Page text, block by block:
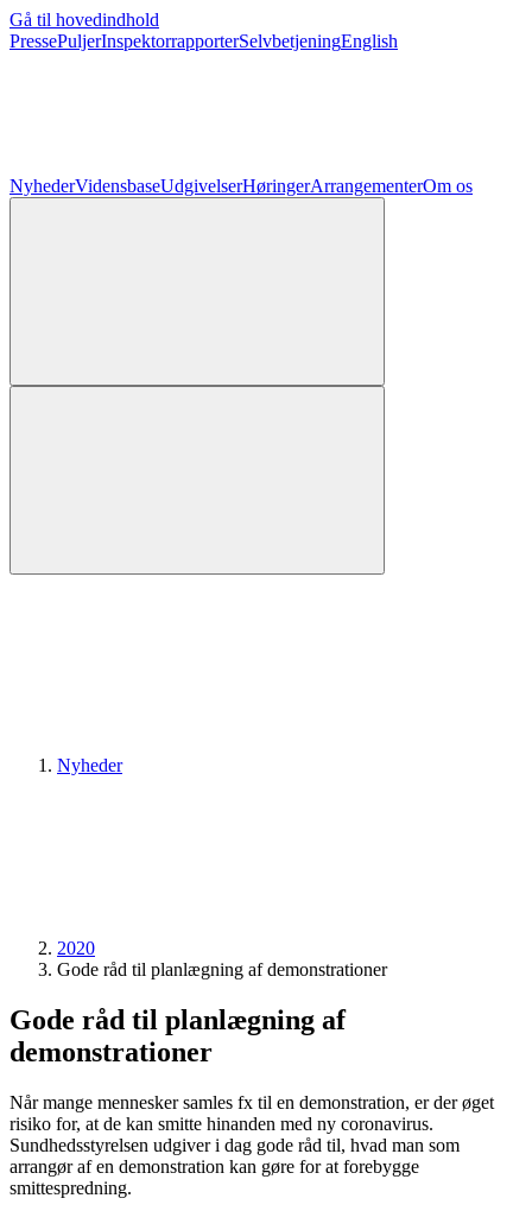
Gå til hovedindhold
PressePuljerInspektorrapporterSelvbetjeningEnglish
NyhederVidensbaseUdgivelserHøringerArrangementerOm os
Nyheder
2020
Gode råd til planlægning af demonstrationer
Gode råd til planlægning af
demonstrationer
Når mange mennesker samles fx til en demonstration, er der øget
risiko for, at de kan smitte hinanden med ny coronavirus.
Sundhedsstyrelsen udgiver i dag gode råd til, hvad man som
arrangør af en demonstration kan gøre for at forebygge
smittespredning.